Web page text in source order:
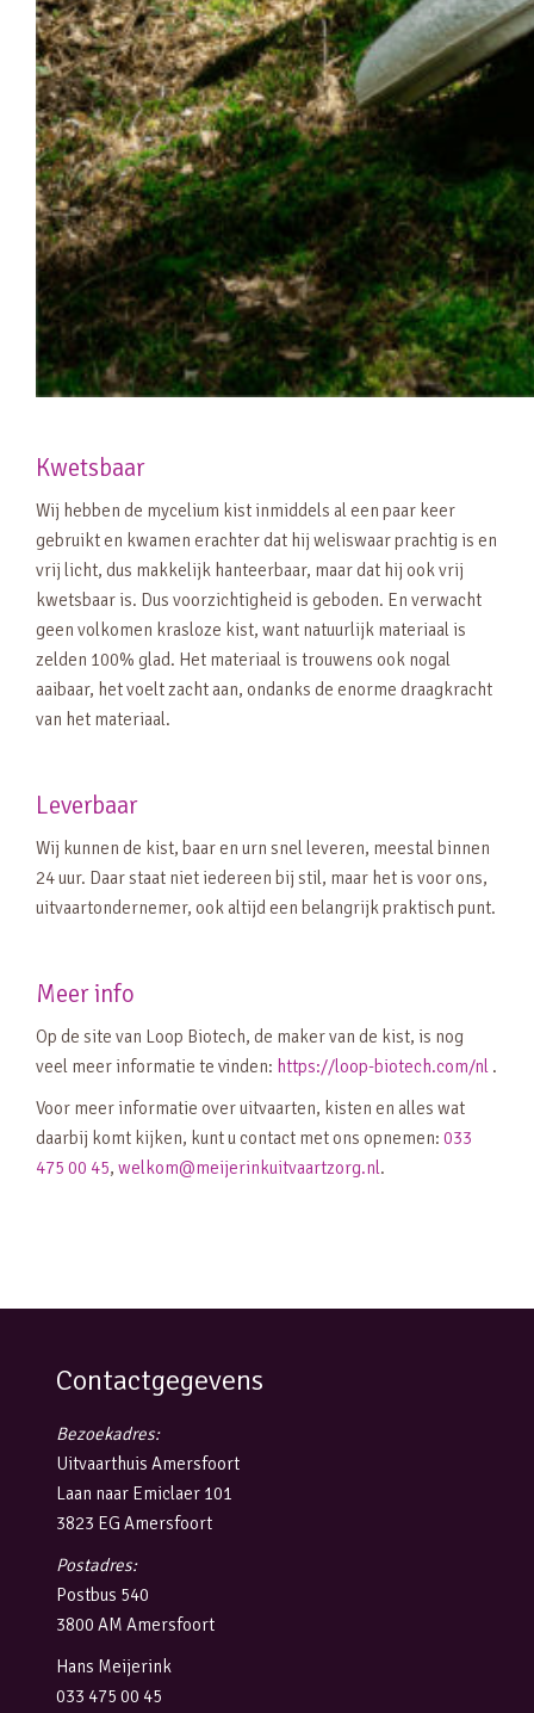
Kwetsbaar
Wij hebben de mycelium kist inmiddels al een paar keer
gebruikt en kwamen erachter dat hij weliswaar prachtig is en
vrij licht, dus makkelijk hanteerbaar, maar dat hij ook vrij
kwetsbaar is. Dus voorzichtigheid is geboden. En verwacht
geen volkomen krasloze kist, want natuurlijk materiaal is
zelden 100% glad. Het materiaal is trouwens ook nogal
aaibaar, het voelt zacht aan, ondanks de enorme draagkracht
van het materiaal.
Leverbaar
Wij kunnen de kist, baar en urn snel leveren, meestal binnen
24 uur. Daar staat niet iedereen bij stil, maar het is voor ons,
uitvaartondernemer, ook altijd een belangrijk praktisch punt.
Meer info
Op de site van Loop Biotech, de maker van de kist, is nog
veel meer informatie te vinden: https://loop-biotech.com/nl .
Voor meer informatie over uitvaarten, kisten en alles wat
daarbij komt kijken, kunt u contact met ons opnemen: 033
475 00 45, welkom@meijerinkuitvaartzorg.nl.
Contactgegevens
Bezoekadres:
Uitvaarthuis Amersfoort
Laan naar Emiclaer 101
3823 EG Amersfoort
Postadres:
Postbus 540
3800 AM Amersfoort
Hans Meijerink
033 475 00 45